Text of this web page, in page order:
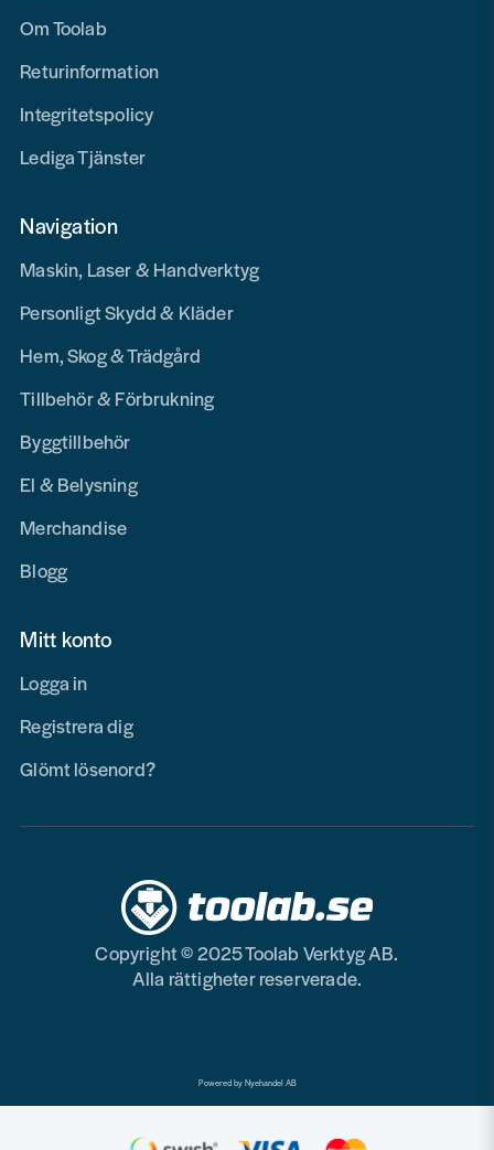
Om Toolab
Returinformation
Integritetspolicy
Lediga Tjänster
Navigation
Maskin, Laser & Handverktyg
Personligt Skydd & Kläder
Hem, Skog & Trädgård
Tillbehör & Förbrukning
Byggtillbehör
El & Belysning
Merchandise
Blogg
Mitt konto
Logga in
Registrera dig
Glömt lösenord?
Copyright © 2025 Toolab Verktyg AB.
Alla rättigheter reserverade.
Powered by Nyehandel AB